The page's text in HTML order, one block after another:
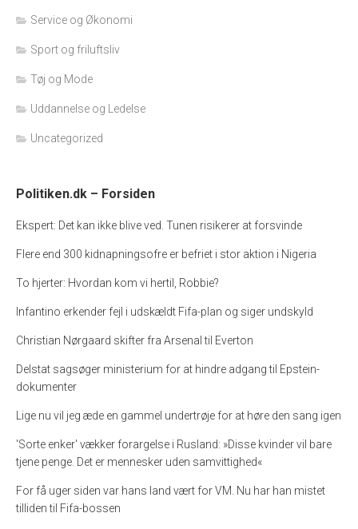
Service og Økonomi
Sport og friluftsliv
Tøj og Mode
Uddannelse og Ledelse
Uncategorized
Politiken.dk – Forsiden
Ekspert: Det kan ikke blive ved. Tunen risikerer at forsvinde
Flere end 300 kidnapningsofre er befriet i stor aktion i Nigeria
To hjerter: Hvordan kom vi hertil, Robbie?
Infantino erkender fejl i udskældt Fifa-plan og siger undskyld
Christian Nørgaard skifter fra Arsenal til Everton
Delstat sagsøger ministerium for at hindre adgang til Epstein-
dokumenter
Lige nu vil jeg æde en gammel undertrøje for at høre den sang igen
'Sorte enker' vækker forargelse i Rusland: »Disse kvinder vil bare
tjene penge. Det er mennesker uden samvittighed«
For få uger siden var hans land vært for VM. Nu har han mistet
tilliden til Fifa-bossen